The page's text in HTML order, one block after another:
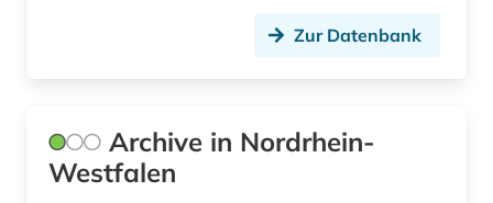
farbherstellung (1)
fid adlr.link für die medien-, kommunikations-
Zur Datenbank
Archive in Nordrhein-
Westfalen